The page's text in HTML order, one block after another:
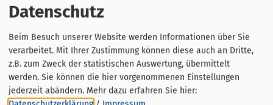
E-Bike Ladestation am
Wohnmobilhafen Mainstockheim
Albertshöfer Straße
97320 Mainstockheim
Datenschutz
Beim Besuch unserer Website werden Informationen über Sie
verarbeitet. Mit Ihrer Zustimmung können diese auch an Dritte,
z.B. zum Zweck der statistischen Auswertung, übermittelt
werden. Sie können die hier vorgenommenen Einstellungen
jederzeit abändern. Mehr dazu erfahren Sie hier: